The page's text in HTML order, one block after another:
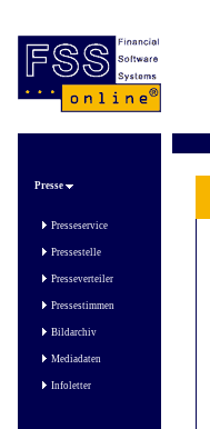
Presse
Presseservice
Pressestelle
Presseverteiler
Pressestimmen
Bildarchiv
Mediadaten
Infoletter